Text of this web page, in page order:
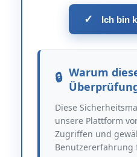
✓ Ich bin
Warum
Diese
unsere Plattform
Zugriffen und
Benutzererfahrung